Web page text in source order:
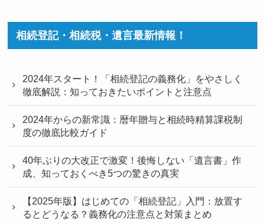
相続登記・相続税・遺言最新情報！
2024年スタート！「相続登記の義務化」をやさしく
徹底解説：知っておきたいポイントと注意点
2024年からの新常識：暦年贈与と相続時精算課税制
度の徹底比較ガイド
40年ぶりの大改正で激変！後悔しない「遺言書」作
成、知っておくべき5つの驚きの真実
【2025年版】はじめての「相続登記」入門：放置す
るとどうなる？義務化の注意点と対策まとめ